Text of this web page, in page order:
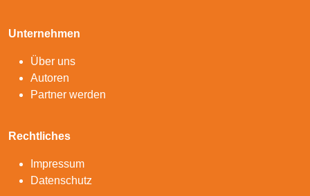
Unternehmen
Über uns
Autoren
Partner werden
Rechtliches
Impressum
Datenschutz